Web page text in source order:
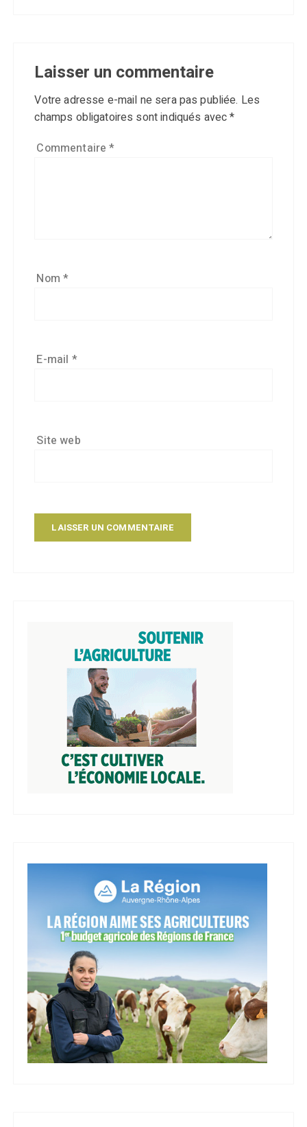
Laisser un commentaire
Votre adresse e-mail ne sera pas publiée. Les
champs obligatoires sont indiqués avec*
Commentaire*
Nom*
E-mail *
Site web